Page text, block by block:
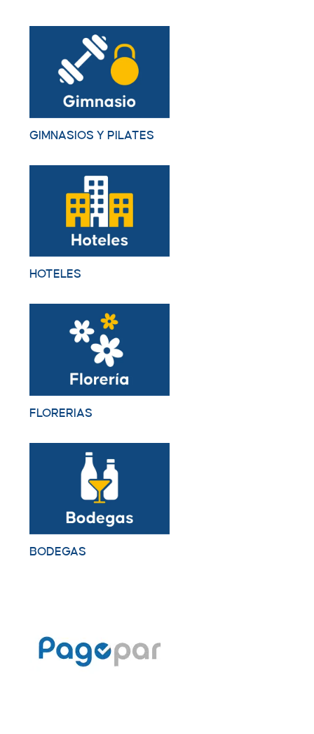
GIMNASIOS Y PILATES
HOTELES
FLORERIAS
BODEGAS